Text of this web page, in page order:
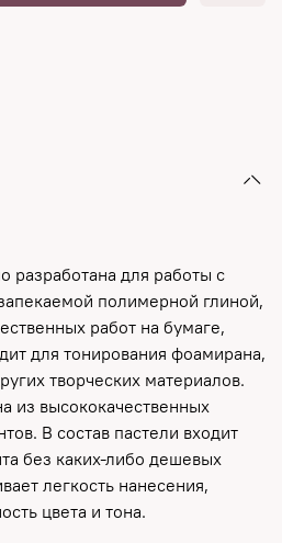
разработана для работы с
полимерной глиной,
работ на бумаге,
для тонирования фоамирана,
творческих материалов.
из высококачественных
В состав пастели входит
без каких-либо дешевых
легкость нанесения,
цвета и тона.